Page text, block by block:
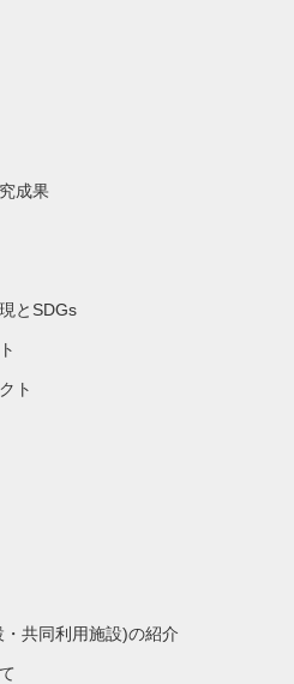
成果
とSDGs
ト
共同利用施設)の紹介